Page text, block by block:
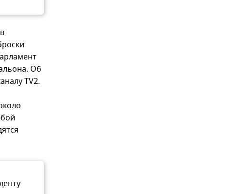
Об
TV2.